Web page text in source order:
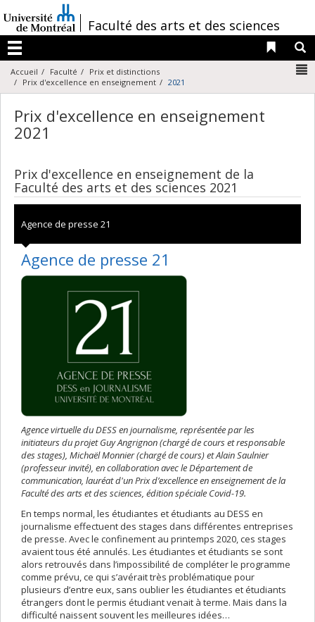
au
contenu
/Faculté des arts et des sciences
Menu
Liens
Accueil Faculté
Prix et distinctions
Prix d'excellence en enseignement
2021
Prix d'excellence en enseignement
2021
Prix d'excellence en enseignement de la
Faculté des arts et des sciences 2021
Agence de presse 21
Agence de presse 21
Agence virtuelle du DESS en journalisme, représentée par les
initiateurs du projet Guy Angrignon (chargé de cours et responsable
des stages), Michaël Monnier (chargé de cours) et Alain Saulnier
(professeur invité), en collaboration avec le Département de
communication, lauréat d'un Prix d’excellence en enseignement de la
Faculté des arts et des sciences, édition spéciale Covid-19.
En temps normal, les étudiantes et étudiants au DESS en
journalisme effectuent des stages dans différentes entreprises
de presse. Avec le confinement au printemps 2020, ces stages
avaient tous été annulés. Les étudiantes et étudiants se sont
alors retrouvés dans l’impossibilité de compléter le programme
comme prévu, ce qui s’avérait très problématique pour
plusieurs d’entre eux, sans oublier les étudiantes et étudiants
étrangers dont le permis étudiant venait à terme. Mais dans la
difficulté naissent souvent les meilleures idées…